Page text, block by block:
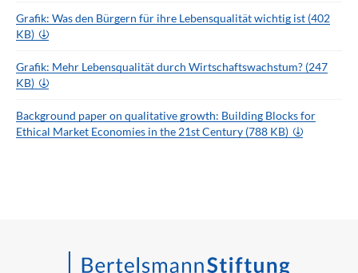
Grafik: Was den Bürgern für ihre Lebensqualität wichtig ist (402
KB)
Grafik: Mehr Lebensqualität durch Wirtschaftswachstum? (247
KB)
Background paper on qualitative growth: Building Blocks for
Ethical Market Economies in the 21st Century (788 KB)